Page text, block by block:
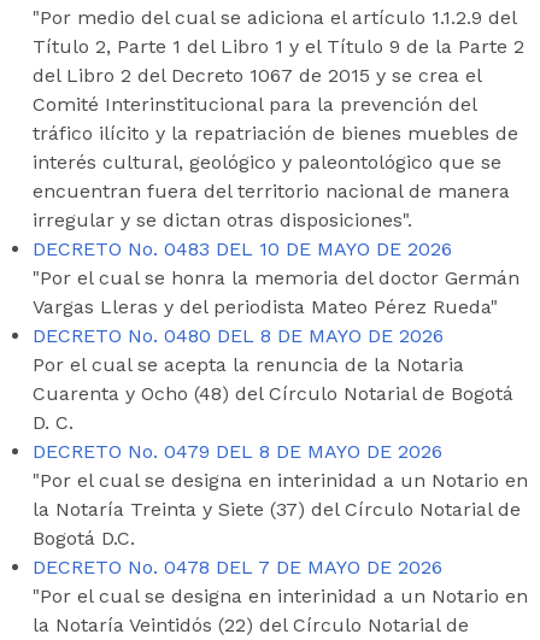
"Por medio del cual se adiciona el artículo 1.1.2.9 del
Título 2, Parte 1 del Libro 1 y el Título 9 de la Parte 2
del Libro 2 del Decreto 1067 de 2015 y se crea el
Comité Interinstitucional para la prevención del
tráfico ilícito y la repatriación de bienes muebles de
interés cultural, geológico y paleontológico que se
encuentran fuera del territorio nacional de manera
irregular y se dictan otras disposiciones".
DECRETO No. 0483 DEL 10 DE MAYO DE 2026
"Por el cual se honra la memoria del doctor Germán
Vargas Lleras y del periodista Mateo Pérez Rueda"
DECRETO No. 0480 DEL 8 DE MAYO DE 2026
Por el cual se acepta la renuncia de la Notaria
Cuarenta y Ocho (48) del Círculo Notarial de Bogotá
D. C.
DECRETO No. 0479 DEL 8 DE MAYO DE 2026
"Por el cual se designa en interinidad a un Notario en
la Notaría Treinta y Siete (37) del Círculo Notarial de
Bogotá D.C.
DECRETO No. 0478 DEL 7 DE MAYO DE 2026
"Por el cual se designa en interinidad a un Notario en
la Notaría Veintidós (22) del Círculo Notarial de